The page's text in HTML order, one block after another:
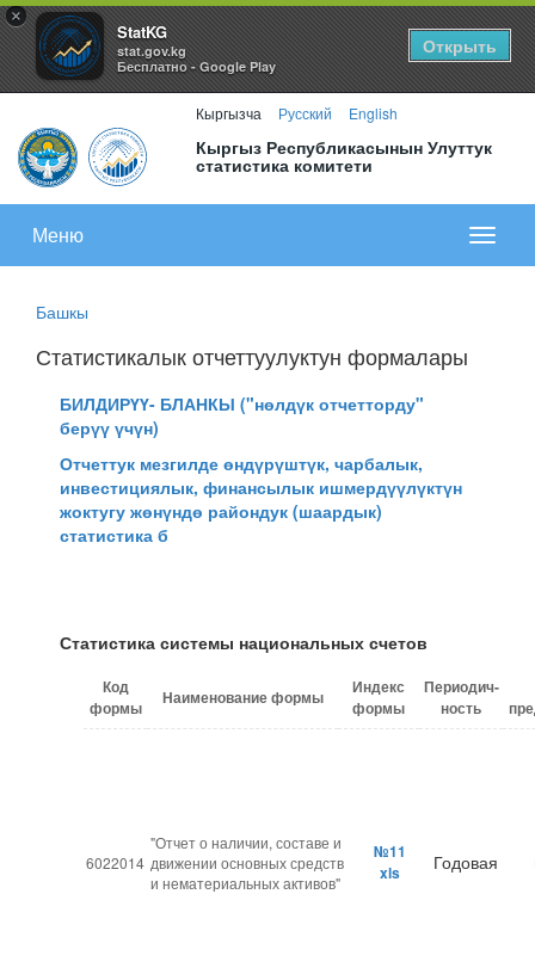
×
StatKG
stat.gov.kg
Бесплатно - Google Play
Открыть
Кыргызча Русский English
Кыргыз Республикасынын Улуттук
статистика комитети
меню
Меню
Башкы
Статистикалык отчеттуулуктун формалары
БИЛДИРҮҮ- БЛАНКЫ ("нөлдүк отчетторду"
берүү үчүн)
Отчеттук мезгилде өндүрүштүк, чарбалык,
инвестициялык, финансылык ишмердүүлүктүн
жоктугу жөнүндө райондук (шаардык)
статистика б
Статистика системы национальных счетов
Код
формы
Наименование формы
Индекс
формы
Периодич-
ность
6022014
"Отчет о наличии, составе и
движении основных средств
и нематериальных активов"
№11
xls
Годовая